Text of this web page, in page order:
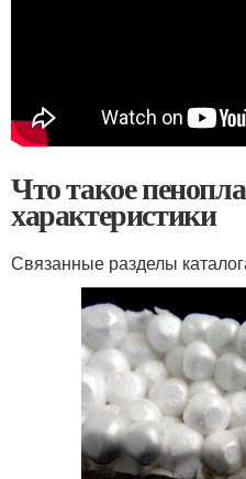
Что такое
характеристики
Связанные разделы